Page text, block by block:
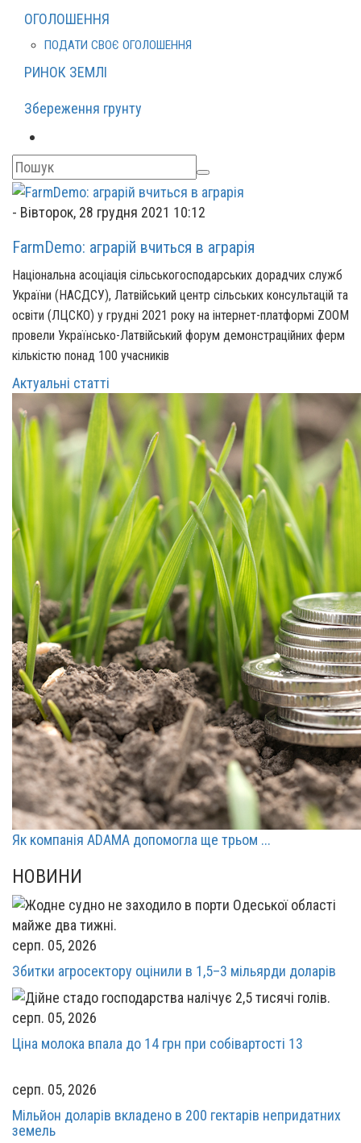
ОГОЛОШЕННЯ
ПОДАТИ СВОЄ ОГОЛОШЕННЯ
РИНОК ЗЕМЛІ
Збереження грунту
- Вівторок, 28 грудня 2021 10:12
FarmDemo: аграрій вчиться в аграрія
Національна асоціація сільськогосподарських дорадчих служб
України (НАСДСУ), Латвійський центр сільських консультацій та
освіти (ЛЦСКО) у грудні 2021 року на інтернет-платформі ZOOM
провели Українсько-Латвійський форум демонстраційних ферм
кількістю понад 100 учасників
Актуальні статті
Як компанія ADAMA допомогла ще трьом ...
НОВИНИ
серп. 05, 2026
Збитки агросектору оцінили в 1,5–3 мільярди доларів
серп. 05, 2026
Ціна молока впала до 14 грн при собівартості 13
серп. 05, 2026
Мільйон доларів вкладено в 200 гектарів непридатних
земель